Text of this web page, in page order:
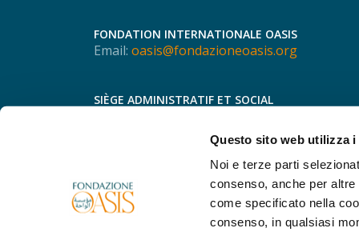
Questo sito web utilizza i
Noi e terze parti
consenso, anche per
come specificato nella
consenso, in qualsiasi
FONDATION INTERNATIONALE OASIS
Email: oasis@fondazioneoasis.org
SIÈGE ADMINISTRATIF ET SOCIAL
+39 366 755 8298